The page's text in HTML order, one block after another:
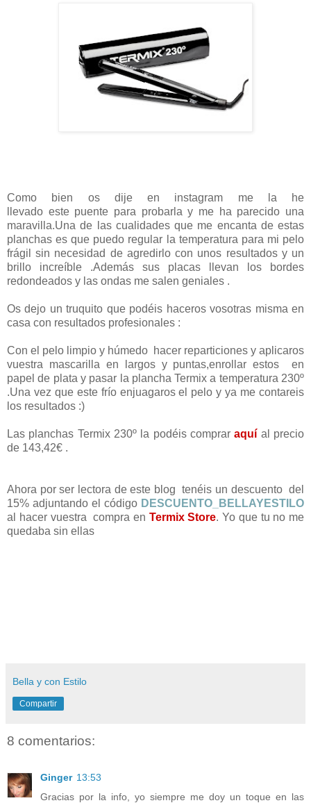
Como bien os dije en instagram me la he
llevado este puente para probarla y me ha parecido una
maravilla.Una de las cualidades que me encanta de estas
planchas es que puedo regular la temperatura para mi pelo
frágil sin necesidad de agredirlo con unos resultados y un
brillo increíble .Además sus placas llevan los bordes
redondeados y las ondas me salen geniales .
Os dejo un truquito que podéis haceros vosotras misma en
casa con resultados profesionales :
Con el pelo limpio y húmedo hacer reparticiones y aplicaros
vuestra mascarilla en largos y puntas,enrollar estos en
papel de plata y pasar la plancha Termix a temperatura 230º
.Una vez que este frío enjuagaros el pelo y ya me contareis
los resultados :)
Las planchas Termix 230º la podéis comprar aquí al precio
de 143,42€ .
Ahora por ser lectora de este blog tenéis un descuento del
15% adjuntando el código DESCUENTO_BELLAYESTILO
al hacer vuestra compra en Termix Store. Yo que tu no me
quedaba sin ellas
Bella y con Estilo
Compartir
8 comentarios:
Ginger 13:53
Gracias por la info, yo siempre me doy un toque en las